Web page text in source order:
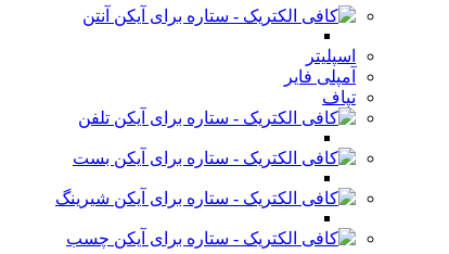
آنتن
اسپلیتر
آمپلی فایر
تپاف
تلفن
بست
شیرینگ
چسب